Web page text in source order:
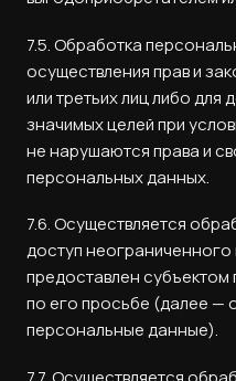
7.5. Обработка
осуществления прав и
или третьих лиц либо
значимых целей при
не нарушаются права и
персональных данных.
7.6. Осуществляется
доступ неограниченного
предоставлен
по его просьбе (далее —
персональные данные).